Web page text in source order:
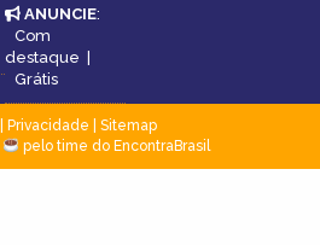
ANUNCIE:
Com
destaque |
Grátis
Privacidade
Sitemap
pelo time do EncontraBrasil